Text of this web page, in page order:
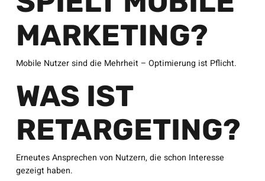
MARKETING?
Mobile Nutzer sind die Mehrheit – Optimierung ist Pflicht.
WAS IST
RETARGETING?
Erneutes Ansprechen von Nutzern, die schon Interesse
gezeigt haben.